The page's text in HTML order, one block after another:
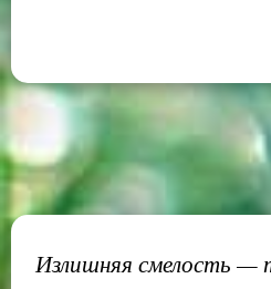
Излишняя смелость —